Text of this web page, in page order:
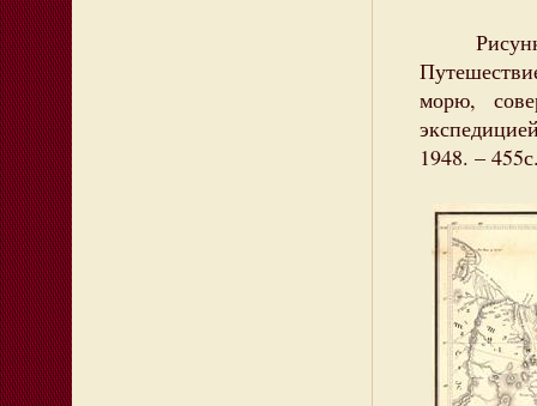
морю,
1948. –